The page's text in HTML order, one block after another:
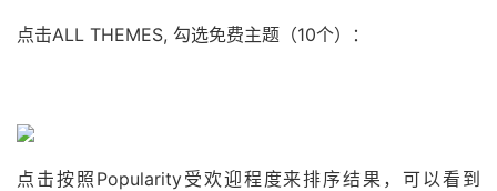
点击ALL THEMES, 勾选免费主题（10个）：
点击按照Popularity受欢迎程度来排序结果，可以看到